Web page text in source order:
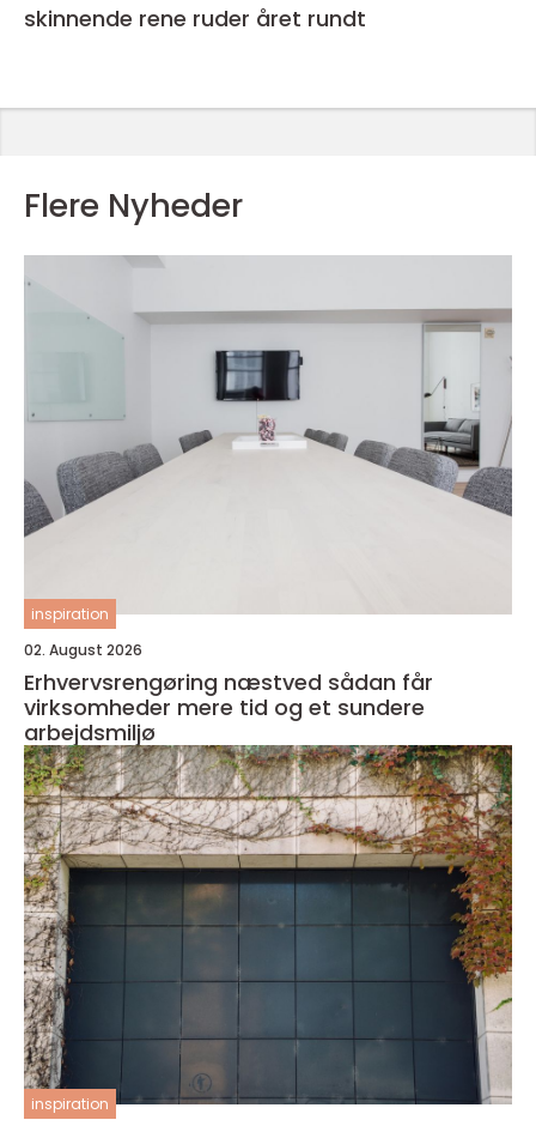
skinnende rene ruder året rundt
Flere Nyheder
inspiration
02. August 2026
Erhvervsrengøring næstved sådan får
virksomheder mere tid og et sundere
arbejdsmiljø
inspiration